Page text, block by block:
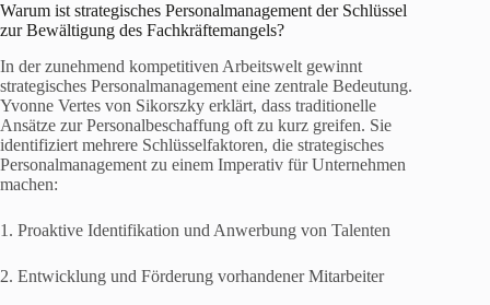
Warum ist strategisches Personalmanagement der Schlüssel
zur Bewältigung des Fachkräftemangels?
In der zunehmend kompetitiven Arbeitswelt gewinnt
strategisches Personalmanagement eine zentrale Bedeutung.
Yvonne Vertes von Sikorszky erklärt, dass traditionelle
Ansätze zur Personalbeschaffung oft zu kurz greifen. Sie
identifiziert mehrere Schlüsselfaktoren, die strategisches
Personalmanagement zu einem Imperativ für Unternehmen
machen:
1. Proaktive Identifikation und Anwerbung von Talenten
2. Entwicklung und Förderung vorhandener Mitarbeiter